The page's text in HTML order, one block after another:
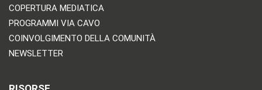
COPERTURA MEDIATICA
PROGRAMMI VIA CAVO
COINVOLGIMENTO DELLA COMUNITÀ
NEWSLETTER